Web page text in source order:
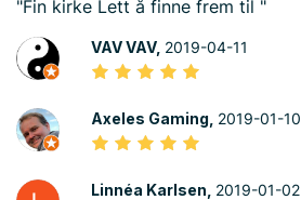
"Fin kirke Lett å finne frem til "
VAV VAV, 2019-04-11
Axeles Gaming, 2019-01-10
Linnéa Karlsen, 2019-01-02